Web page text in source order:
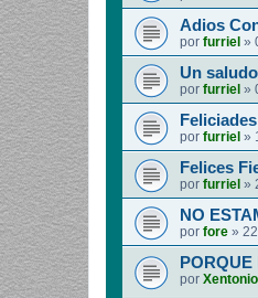
Adios
por furriel »
Un
por furriel »
por furriel »
Felices
por furriel »
NO
por fore »
por Xentonio